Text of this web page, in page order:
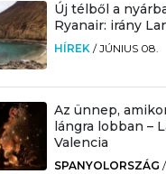
Új télből a
Ryanair: irány
HÍREK /JÚNIUS 08.
Az ünnep,
lángra lobban –
Valencia
SPANYOLORSZÁG /